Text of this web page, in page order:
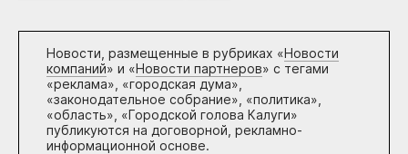
Новости, размещенные в рубриках «Новости
компаний» и «Новости партнеров» с тегами
«реклама», «городская дума»,
«законодательное собрание», «политика»,
«область», «Городской голова Калуги»
публикуются на договорной, рекламно-
информационной основе.